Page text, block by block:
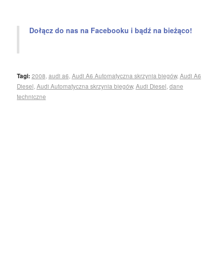
Dołącz do nas na Facebooku i bądź na bieżąco!
Tagi: 2008 audi a6 Audi A6 Automatyczna skrzynia biegów, Audi A6
Diesel Audi Automatyczna skrzynia biegów, Audi Diesel dane
techniczne